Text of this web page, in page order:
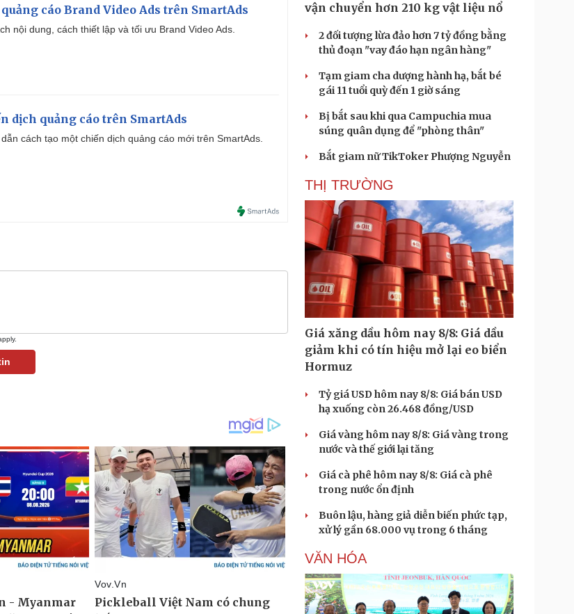
cáo Brand Video Ads trên SmartAds
nội dung, cách thiết lập và tối ưu Brand Video Ads.
dịch quảng cáo trên SmartAds
cách tạo một chiến dịch quảng cáo mới trên SmartAds.
vận chuyển hơn 210 kg vật liệu nổ
2 đối tượng lừa đảo hơn 7 tỷ đồng bằng
thủ đoạn "vay đáo hạn ngân hàng"
Tạm giam cha dượng hành hạ, bắt bé
gái 11 tuổi quỳ đến 1 giờ sáng
Bị bắt sau khi qua Campuchia mua
súng quân dụng để "phòng thân"
Bắt giam nữ TikToker Phượng Nguyễn
THỊ TRƯỜNG
Giá xăng dầu hôm nay 8/8: Giá dầu
giảm khi có tín hiệu mở lại eo biển
Hormuz
Tỷ giá USD hôm nay 8/8: Giá bán USD
hạ xuống còn 26.468 đồng/USD
Giá vàng hôm nay 8/8: Giá vàng trong
nước và thế giới lại tăng
Giá cà phê hôm nay 8/8: Giá cà phê
trong nước ổn định
Buôn lậu, hàng giả diễn biến phức tạp,
xử lý gần 68.000 vụ trong 6 tháng
VĂN HÓA